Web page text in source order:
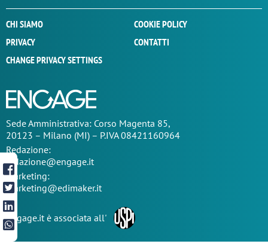
CHI SIAMO
COOKIE POLICY
PRIVACY
CONTATTI
CHANGE PRIVACY SETTINGS
SedeAmministrativa: Corso Magenta 85,
20123 – Milano (MI) – P.IVA 08421160964
Redazione:
redazione@engage.it
Marketing:
marketing@edimaker.it
Engage.it è associata all'